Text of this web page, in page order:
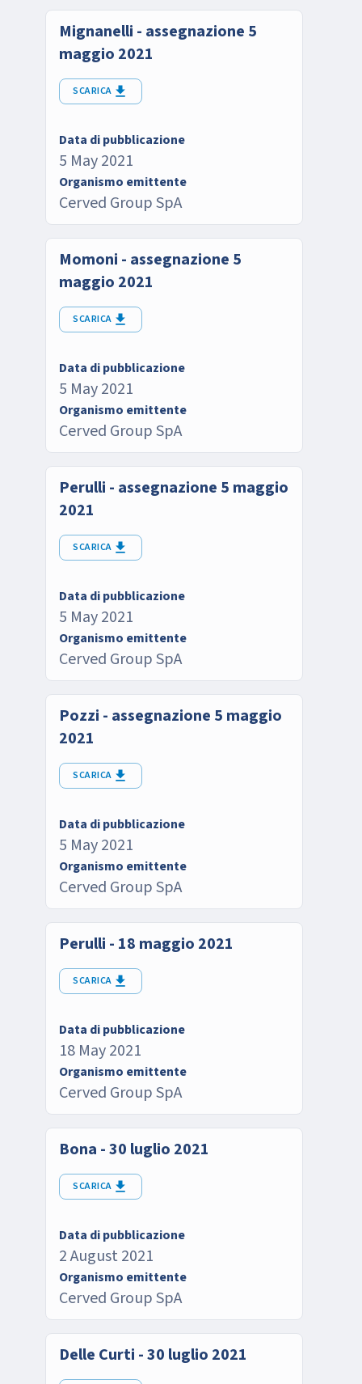
Mignanelli - assegnazione 5
maggio 2021
SCARICA
Data di pubblicazione
5 May 2021
Organismo emittente
Cerved Group SpA
Momoni - assegnazione 5
maggio 2021
SCARICA
Data di pubblicazione
5 May 2021
Organismo emittente
Cerved Group SpA
Perulli - assegnazione 5 maggio
2021
SCARICA
Data di pubblicazione
5 May 2021
Organismo emittente
Cerved Group SpA
Pozzi - assegnazione 5 maggio
2021
SCARICA
Data di pubblicazione
5 May 2021
Organismo emittente
Cerved Group SpA
Perulli - 18 maggio 2021
SCARICA
Data di pubblicazione
18 May 2021
Organismo emittente
Cerved Group SpA
Bona - 30 luglio 2021
SCARICA
Data di pubblicazione
2 August 2021
Organismo emittente
Cerved Group SpA
Delle Curti - 30 luglio 2021